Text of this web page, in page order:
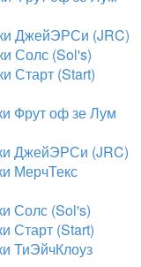
ДжейЭРСи (JRC)
Солс (Sol's)
Старт (Start)
Фрут оф зе Лум
ДжейЭРСи (JRC)
МерчТекс
Солс (Sol's)
Старт (Start)
ТиЭйчКлоуз